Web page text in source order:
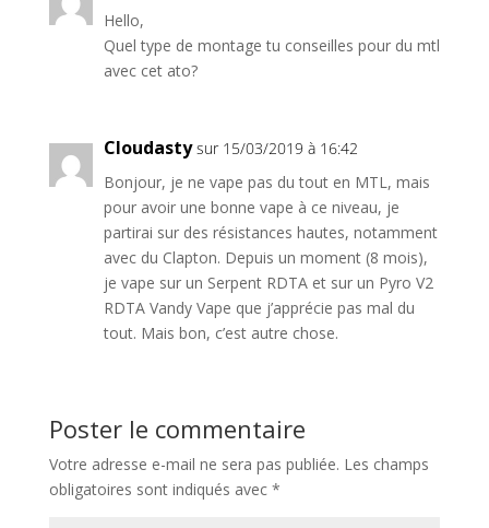
Hello,
Quel type de montage tu conseilles pour du mtl
avec cet ato?
Cloudasty sur 15/03/2019 à 16:42
Bonjour, je ne vape pas du tout en MTL, mais
pour avoir une bonne vape à ce niveau, je
partirai sur des résistances hautes, notamment
avec du Clapton. Depuis un moment (8 mois),
je vape sur un Serpent RDTA et sur un Pyro V2
RDTA Vandy Vape que j’apprécie pas mal du
tout. Mais bon, c’est autre chose.
Poster le commentaire
Votre adresse e-mail ne sera pas publiée. Les champs
obligatoires sont indiqués avec *